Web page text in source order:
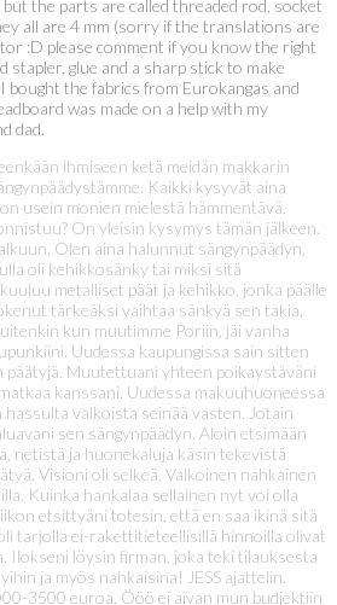
the parts are called threaded rod, socket
all are 4 mm (sorry if the translations are
:D please comment if you know the right
stapler, glue and a sharp stick to make
bought the fabrics from Eurokangas and
was made on a help with my
dad.
ihmiseen ketä meidän makkarin
Kaikki kysyvät aina
usein monien mielestä hämmentävä.
On yleisin kysymys tämän jälkeen.
Olen aina halunnut sängynpäädyn,
oli kehikkosänky tai miksi sitä
metalliset päät ja kehikko, jonka päälle
tärkeäksi vaihtaa sänkyä sen takia,
kun muutimme Poriin, jäi vanha
Uudessa kaupungissa sain sitten
päätyjä. Muutettuani yhteen poikaystäväni
kanssani. Uudessa makuuhuoneessa
valkoista seinää vasten. Jotain
sen sängynpäädyn. Aloin etsimään
netistä ja huonekaluja käsin tekevistä
Visioni oli selkeä. Valkoinen nahkainen
Kuinka hankalaa sellainen nyt voi olla
etsittyäni totesin, että en saa ikinä sitä
tarjolla ei-rakettitieteellisillä hinnoilla olivat
Ilokseni löysin firman, joka teki tilauksesta
ja myös nahkaisina! JESS ajattelin.
3500 euroa. Ööö ei aivan mun budjektiin